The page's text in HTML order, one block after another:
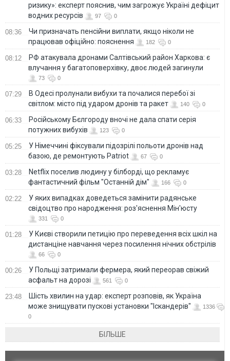
ризику»: експерт пояснив, чим загрожує Україні дефіцит
водних ресурсів
97 0
08:36
Чи призначать пенсійни виплати, якщо ніколи не
працював офіційно: пояснення
182 0
08:12
РФ атакувала дронами Салтівський район Харкова: є
влучання у багатоповерхівку, двоє людей загинули
73 0
07:29
В Одесі пролунали вибухи та почалися перебої зі
світлом: місто під ударом дронів та ракет
140 0
06:33
Російському Бєлгороду вночі не дала спати серія
потужних вибухів
123 0
05:25
У Німеччині фіксували підозрілі польоти дронів над
базою, де ремонтують Patriot
67 0
03:28
Netflix поселив людину у білборді, що рекламує
фантастичний фільм "Останній дім"
166 0
02:22
У яких випадках доведеться замінити радянське
свідоцтво про народження: роз'яснення Мін'юсту
331 0
01:28
У Києві створили петицію про переведення всіх шкіл на
дистанціне навчання через посилення нічних обстрілів
66 0
00:26
У Польщі затримали фермера, який переорав свіжий
асфальт на дорозі
561 0
23:48
Шість хвилин на удар: експерт розповів, як Україна
може знищувати пускові установки "Іскандерів"
1336
0
БІЛЬШЕ